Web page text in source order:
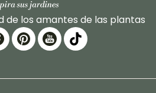
de los amantes de las plantas